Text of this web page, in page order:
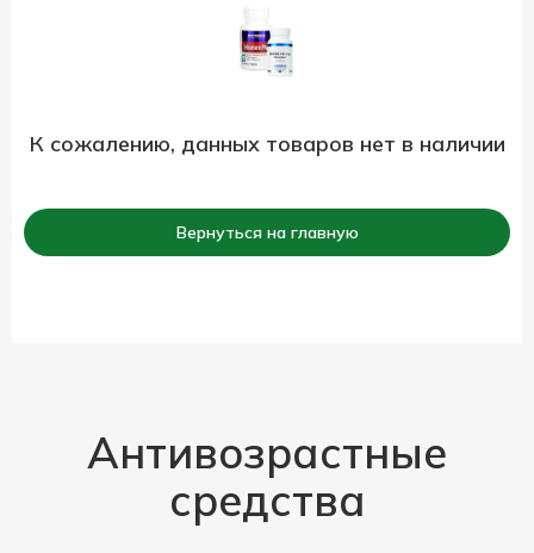
К сожалению, данных товаров нет в наличии
Вернуться на главную
Антивозрастные
средства